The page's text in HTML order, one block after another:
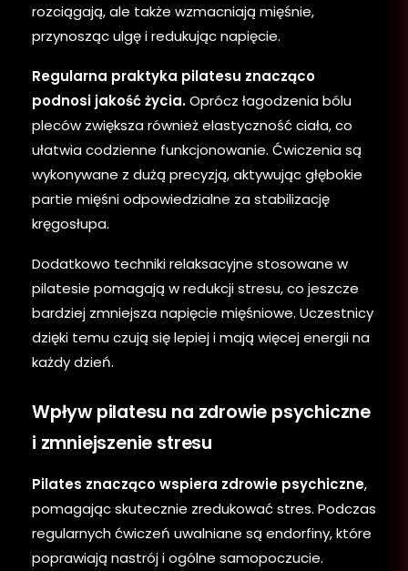
rozciągają, ale także wzmacniają mięśnie,
przynosząc ulgę i redukując napięcie.
Regularna praktyka pilatesu znacząco
podnosi jakość życia.Oprócz łagodzenia bólu
pleców zwiększa również elastyczność ciała, co
ułatwia codzienne funkcjonowanie. Ćwiczenia są
wykonywane z dużą precyzją, aktywując głębokie
partie mięśni odpowiedzialne za stabilizację
kręgosłupa.
Dodatkowo techniki relaksacyjne stosowane w
pilatesie pomagają w redukcji stresu, co jeszcze
bardziej zmniejsza napięcie mięśniowe. Uczestnicy
dzięki temu czują się lepiej i mają więcej energii na
każdy dzień.
Wpływ pilatesu na zdrowie psychiczne
i zmniejszenie stresu
Pilates znacząco wspiera zdrowie psychiczne,
pomagając skutecznie zredukować stres. Podczas
regularnych ćwiczeń uwalniane są endorfiny, które
poprawiają nastrój i ogólne samopoczucie.